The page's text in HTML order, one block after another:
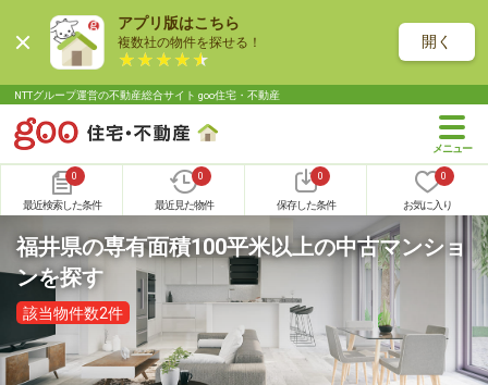
アプリ版はこちら
複数社の物件を探せる！ 開く
NTTグループ運営の不動産総合サイト goo住宅・不動産
0
最近検索した条件
0
最近見た物件
0
保存した条件
0
お気に入り
福井県の専有面積100平米以上の中古マンショ
ンを探す
該当物件数2件